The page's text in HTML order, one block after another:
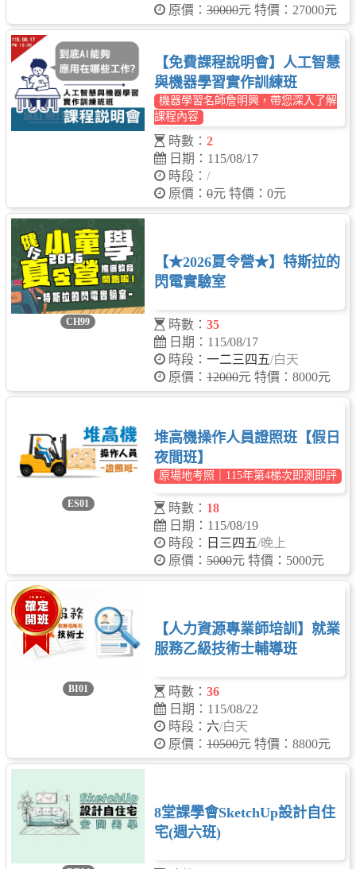
原價： 30000元 特價：27000元
【免費課程說明會】人工智慧
與機器學習實作訓練班
機器學習名師詹明興，帶您深入了解
課程內容
時數： 2
日期：115/08/17
時段： /
原價： 0元 特價：0元
CH99
【★2026夏令營★】特斯拉的
閃電實驗室
時數： 35
日期：115/08/17
時段： 一二三四五/白天
原價： 12000元 特價：8000元
ES01
堆高機操作人員證照班【假日
夜間班】
原場地考照｜115年第4梯次即測即評
時數： 18
日期：115/08/19
時段：
日三四五/晚上
原價： 5000元 特價：5000元
BI01
【人力資源專業師培訓】就業
服務乙級技術士輔導班
時數： 36
日期：115/08/22
時段： 六/白天
原價： 10500元 特價：8800元
8堂課學會SketchUp設計自住
宅(週六班)